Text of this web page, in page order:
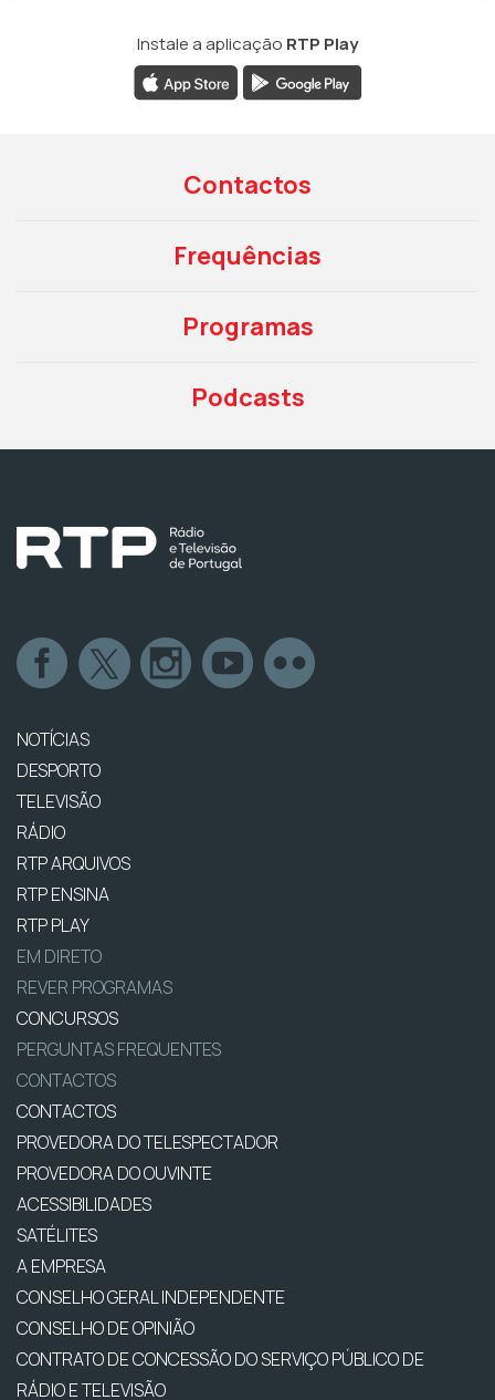
Instale a aplicação RTP Play
Contactos
Frequências
Programas
Podcasts
NOTÍCIAS
DESPORTO
TELEVISÃO
RÁDIO
RTP ARQUIVOS
RTP ENSINA
RTP PLAY
EM DIRETO
REVER PROGRAMAS
CONCURSOS
PERGUNTAS FREQUENTES
CONTACTOS
CONTACTOS
PROVEDORA DO TELESPECTADOR
PROVEDORA DO OUVINTE
ACESSIBILIDADES
SATÉLITES
A EMPRESA
CONSELHO GERAL INDEPENDENTE
CONSELHO DE OPINIÃO
CONTRATO DE CONCESSÃO DO SERVIÇO PÚBLICO DE
RÁDIO E TELEVISÃO